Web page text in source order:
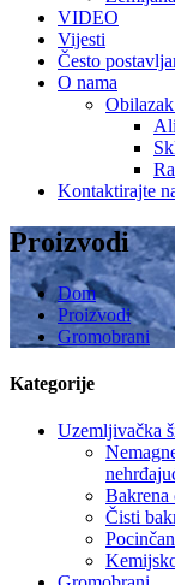
VIDEO
Vijesti
Često
O nama
Kontaktirajte
Proizvodi
Dom
Proizvodi
Gromobrani
Kategorije
Uzemljivačka
Bakrena
Čisti